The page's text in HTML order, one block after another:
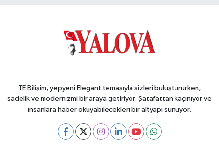
TE Bilişim, yepyeni Elegant temasıyla sizleri buluştururken,
sadelik ve modernizmi bir araya getiriyor. Şatafattan kaçınıyor ve
insanlara haber okuyabilecekleri bir altyapı sunuyor.